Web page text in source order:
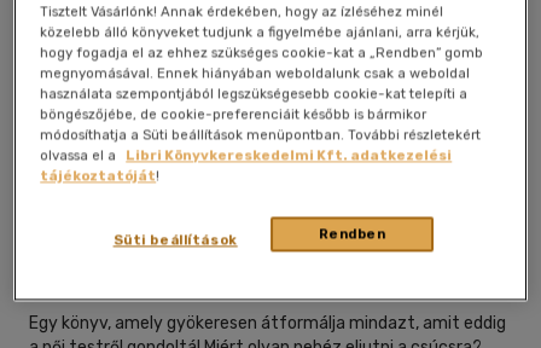
Beleolvasok
Egy könyv, amely gyökeresen átformálja mindazt, amit eddig
Tisztelt Vásárlónk! Annak érdekében, hogy az ízléséhez minél
közelebb álló könyveket tudjunk a figyelmébe ajánlani, arra kérjük,
hogy fogadja el az ehhez szükséges cookie-kat a „Rendben” gomb
megnyomásával. Ennek hiányában weboldalunk csak a weboldal
használata szempontjából legszükségesebb cookie-kat telepíti a
böngészőjébe, de cookie-preferenciáit később is bármikor
módosíthatja a Süti beállítások menüpontban. További részletekért
olvassa el a
Libri Könyvkereskedelmi Kft. adatkezelési
tájékoztatóját!
Rendben
Süti beállítások